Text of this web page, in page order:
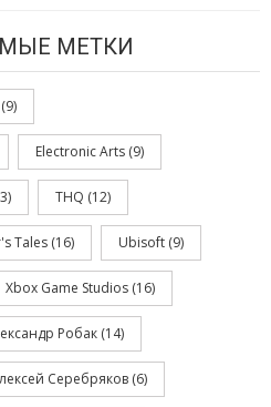
МЕТКИ
(9)
Electronic Arts (9)
THQ (12)
Tales (16) Ubisoft (9)
Xbox Game Studios (16)
Робак (14)
Серебряков (6)